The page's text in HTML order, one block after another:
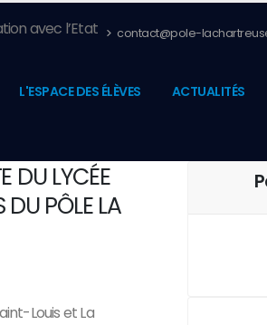
avec l’Etat contact@pole-
L'ESPACE DES ÉLÈVES ACTUALITÉS
DU LYCÉE
DU PÔLE LA
Louis et La